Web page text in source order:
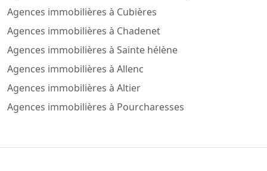
Agences immobilières à Cubières
Agences immobilières à Chadenet
Agences immobilières à Sainte hélène
Agences immobilières à Allenc
Agences immobilières à Altier
Agences immobilières à Pourcharesses